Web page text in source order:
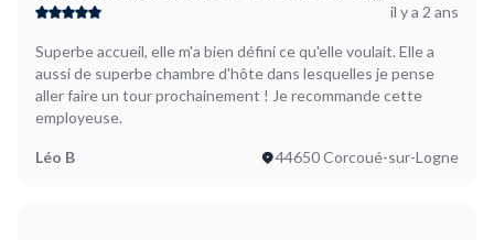
il y a 2 ans
Superbe accueil, elle m'a bien défini ce qu'elle voulait. Elle a
aussi de superbe chambre d'hôte dans lesquelles je pense
aller faire un tour prochainement ! Je recommande cette
employeuse.
Léo B 44650 Corcoué-sur-Logne